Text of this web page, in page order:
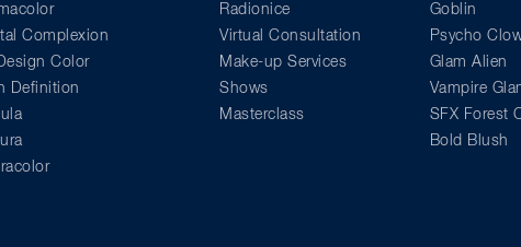
Complexion
Color
Definition
Radionice
Virtual Consultation
Make-up Services
Shows
Masterclass
Goblin
Psycho
Glam Alien
Vampire
SFX Forest
Bold Blush